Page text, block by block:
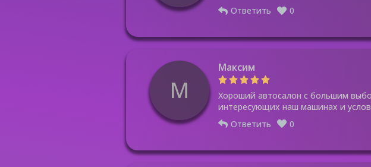
Ответить
0
М
Максим
Хороший автосалон с большим
интересующих наш машинах и
Ответить
0